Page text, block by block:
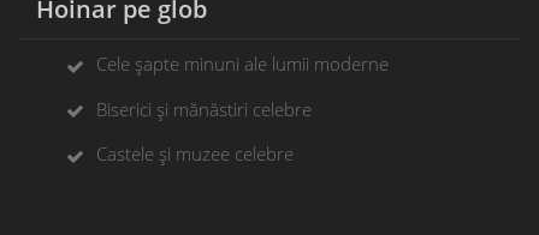
Hoinar pe glob
Cele șapte minuni ale lumii moderne
Biserici și mănăstiri celebre
Castele și muzee celebre